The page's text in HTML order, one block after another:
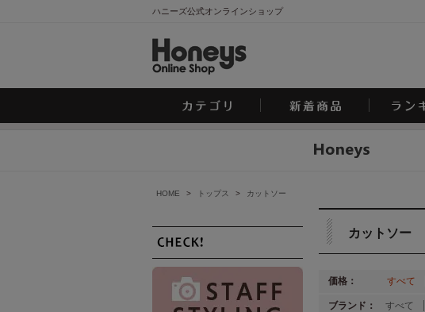
ハニーズ公式オンラインショップ
HOME > トップス > カットソー
カットソー
価格： すべて
ブランド： すべて